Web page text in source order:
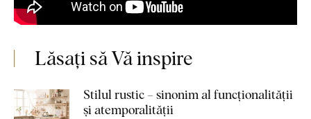
Lăsați să Vă inspire
Stilul rustic – sinonim al funcționalității
și atemporalității